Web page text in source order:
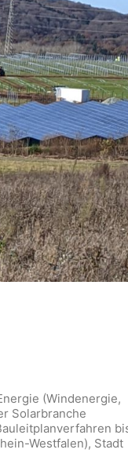
(Windenergie,
Solarbranche
Westfalen), Stadt